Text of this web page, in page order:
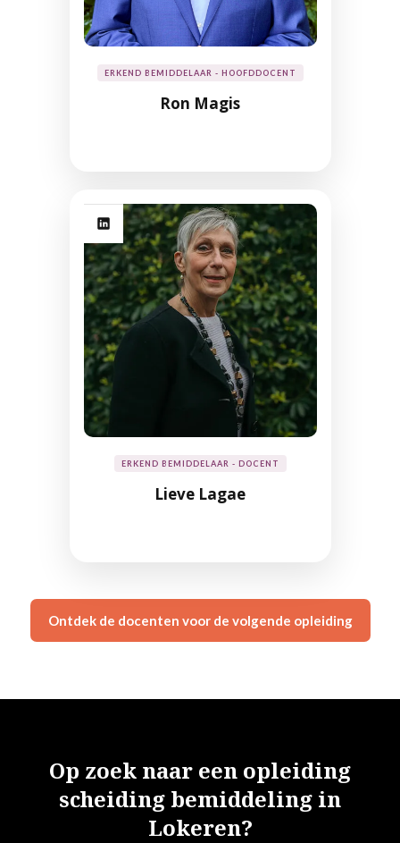
ERKEND BEMIDDELAAR - HOOFDDOCENT
Ron Magis
ERKEND BEMIDDELAAR - DOCENT
Lieve Lagae
Ontdek de docenten voor de volgende opleiding
Op zoek naar een opleiding
scheiding bemiddeling in
Lokeren?